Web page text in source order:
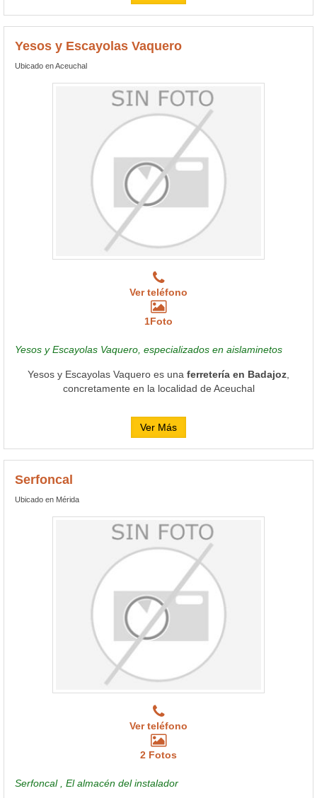
Yesos y Escayolas Vaquero
Ubicado en Aceuchal
Ver teléfono
1Foto
Yesos y Escayolas Vaquero, especializados en aislaminetos
Yesos y Escayolas Vaquero es una ferretería en Badajoz
concretamente en la localidad de Aceuchal
Ver Más
Serfoncal
Ubicado en Mérida
Ver teléfono
2 Fotos
Serfoncal , El almacén del instalador